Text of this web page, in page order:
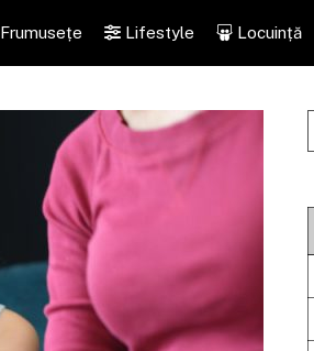
Frumusețe Lifestyle Locuință